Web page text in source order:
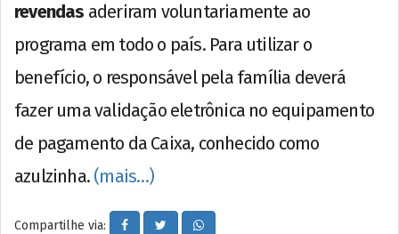
revendas aderiram voluntariamente ao
programa em todo o país. Para utilizar o
benefício, o responsável pela família deverá
fazer uma validação eletrônica no equipamento
de pagamento da Caixa, conhecido como
azulzinha. (mais…)
Compartilhe via: